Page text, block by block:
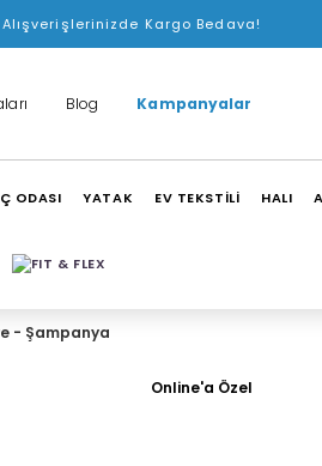
Kargo Bedava!
Blog Kampanyalar
ODASI YATAK EV TEKSTİLİ HALI
- Şampanya
Online'a Özel